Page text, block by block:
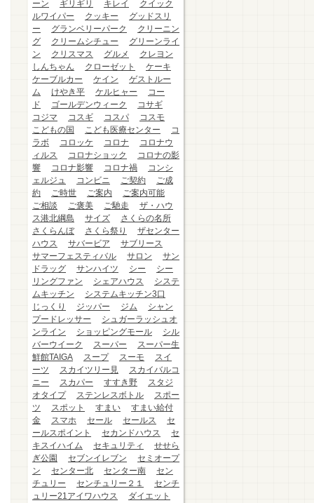
ーン
ギリギリ キレイ
クイック
ルワイパー
クッキー
グッドスリ
ー
グランベリーパーク
クリーニン
グ
クリームシチュー
グリーンライ
ン
クリスマス グルメ
クレヨン
しんちゃん
クローゼット
ケーキ
ケーブルカー
ケイン
ゲストルー
ム
けやき平 ケルヒャー
コー
ド
ゴールデンウィーク
コサギ
コジマ
コスギ コスパ
コスモ
こどもの国
こども医療センター
コ
ラボ
コロッケ コロナ
コロナウ
ィルス
コロナショック
コロナの影
響
コロナ影響 コロナ禍
コンシ
ェルジュ
コンビニ ご契約
ご成
約
ご時世 ご案内
ご案内可能
ご相談
ご褒美 ご馳走
ザ・ハウ
ス港北綱島
サイズ
さくらの名所
さくらんぼ
さくら祭り
ザセンター
ハウス
サバービア
サブリース
サマーフェスティバル
サロン
サン
ドラッグ
サンハイツ シー
シー
リングファン
シェアハウス
システ
ムキッチン
システムキッチン3口
じっくり
ジッパー ジム
シャン
プードレッサー
シュガーラッシュオ
ンライン
ショッピングモール
シル
バーウイーク
スーパー
スーパー生
鮮館TAIGA
スープ スーモ
スイ
ーツ
スカイツリー見
スカイバルコ
ニー
スカパー すすき野
スタジ
オタイプ
ステンレスボトル
スポー
ツ
スポット すまい
すまい給付
金
スマホ セール セールス
セ
ールスポイント
セカンドハウス
セ
キスイハイム
セキュリティ
せせら
ぎ公園
セブンイレブン
セミオープ
ン
センター北 センター南
セン
チュリー
センチュリー２１
センチ
ュリー21アイワハウス
ダイエット